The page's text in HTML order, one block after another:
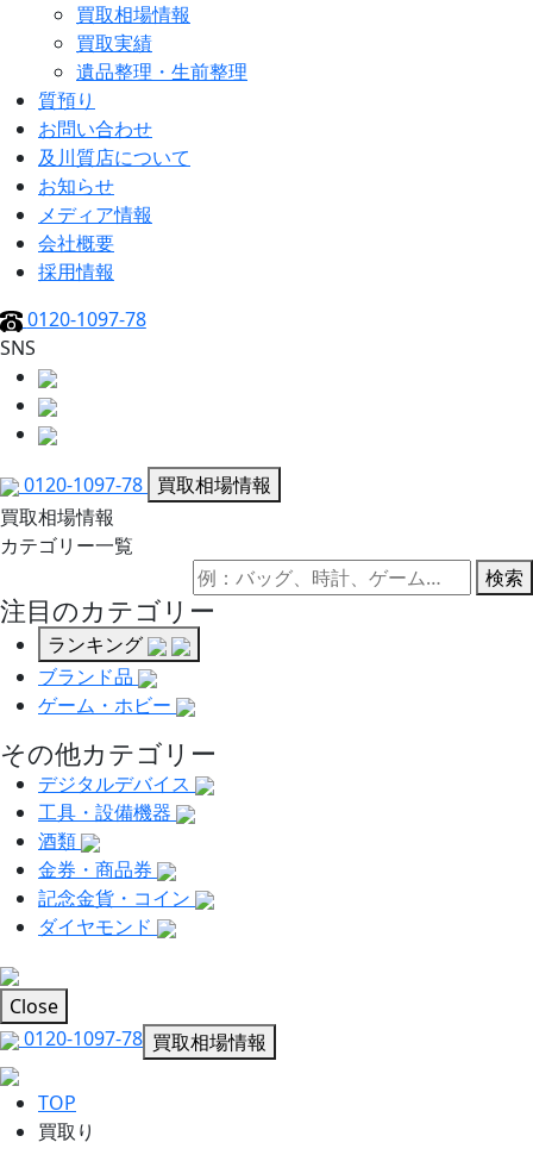
買取相場情報
買取実績
遺品整理・生前整理
質預り
お問い合わせ
及川質店について
お知らせ
メディア情報
会社概要
採用情報
0120-1097-78
SNS
0120-1097-78 買取相場情報
買取相場情報
カテゴリー一覧
検索
注目のカテゴリー
ランキング
ブランド品
ゲーム・ホビー
その他カテゴリー
デジタルデバイス
工具・設備機器
酒類
金券・商品券
記念金貨・コイン
ダイヤモンド
Close
0120-1097-78 買取相場情報
TOP
買取り